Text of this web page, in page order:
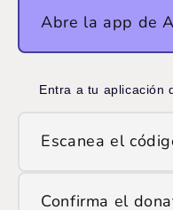
Abre la app de
Entra a tu aplicación
Escanea el
Usa la opción de
Confirma el